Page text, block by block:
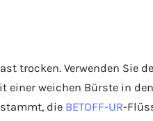
trocken. Verwenden Sie
einer weichen Bürste in
stammt, die BETOFF-UR-